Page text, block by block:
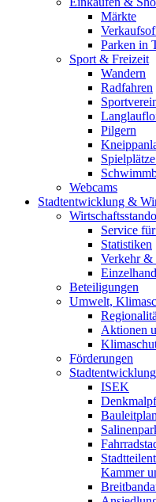
Märkte
Parken in
Sport & Freizeit
Wandern
Radfahren
Pilgern
Webcams
Stadtentwicklung &
Service
Statistiken
Verkehr &
Beteiligungen
Umwelt,
Aktionen
Förderungen
Stadtentwicklung
ISEK
Kammer